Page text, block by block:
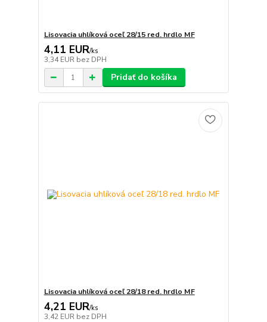
Lisovacia uhlíková oceľ 28/15 red. hrdlo MF
4,11 EUR/ks
3,34 EUR bez DPH
Pridať do košíka
Lisovacia uhlíková oceľ 28/18 red. hrdlo MF
4,21 EUR/ks
3,42 EUR bez DPH